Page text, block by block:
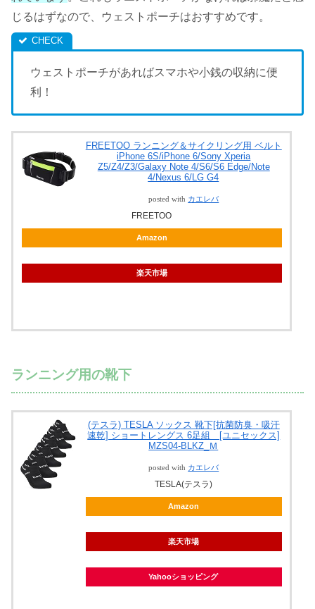
じるはずなので、ウェストポーチはおすすめです。
ウェストポーチがあればスマホや小銭の収納に便
利！
FREETOO ランニング＆サイクリング用 ベルト
iPhone 6S/iPhone 6/Sony Xperia
Z5/Z4/Z3/Galaxy Note 4/S6/S6 Edge/Note
4/Nexus 6/LG G4
posted with カエレバ
FREETOO
Amazon
楽天市場
ランニング用の靴下
(テスラ) TESLA ソックス 靴下[抗菌防臭・吸汗
速乾] ショートレングス 6足組 [ユニセックス]
MZS04-BLKZ_Ｍ
posted with カエレバ
TESLA(テスラ)
Amazon
楽天市場
Yahooショッピング